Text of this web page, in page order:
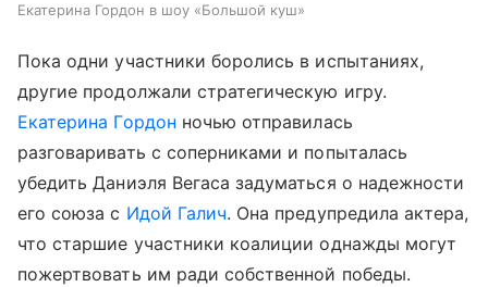
Екатерина Гордон в шоу «Большой куш»
Пока одни участники боролись в испытаниях,
другие продолжали стратегическую игру.
Екатерина Гордон ночью отправилась
разговаривать с соперниками и попыталась
убедить Даниэля Вегаса задуматься о надежности
его союза с Идой Галич. Она предупредила актера,
что старшие участники коалиции однажды могут
пожертвовать им ради собственной победы.